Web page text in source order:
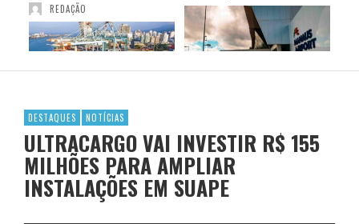
REDAÇÃO
DESTAQUES NOTÍCIAS
ULTRACARGO VAI INVESTIR R$ 155
MILHÕES PARA AMPLIAR
INSTALAÇÕES EM SUAPE